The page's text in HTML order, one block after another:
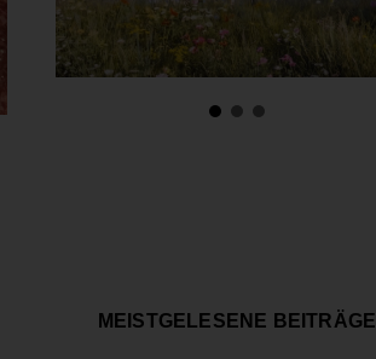
MEISTGELESENE BEITRÄGE